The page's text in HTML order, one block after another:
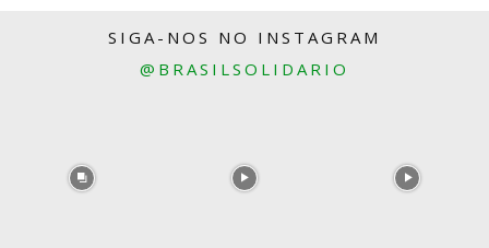
SIGA-NOS NO INSTAGRAM
@BRASILSOLIDARIO